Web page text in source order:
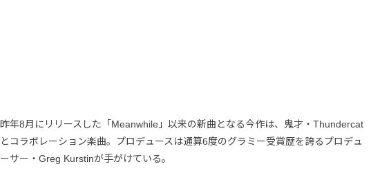
昨年8月にリリースした「Meanwhile」以来の新曲となる今作は、鬼才・Thundercat
とコラボレーション楽曲。プロデュースは通算6度のグラミー受賞歴を誇るプロデュ
ーサー・Greg Kurstinが手がけている。